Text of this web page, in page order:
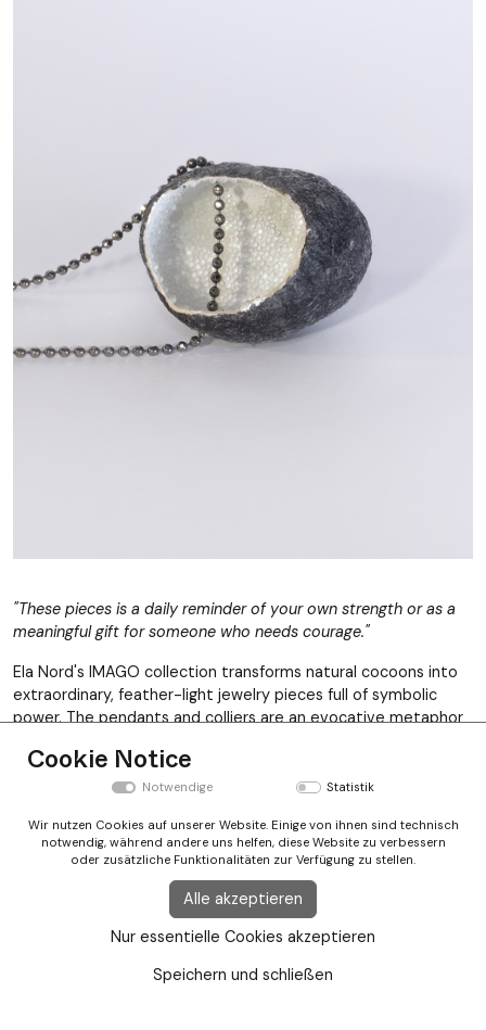
"These pieces is a daily reminder of your own strength or as a
meaningful gift for someone who needs courage."
Ela Nord's IMAGO collection transforms natural cocoons into
extraordinary, feather-light jewelry pieces full of symbolic
power. The pendants and colliers are an evocative metaphor
process of transformation.
Newsletter Anmeldung
Terms and conditions
Cookie Notice
Notwendige Statistik
Wir nutzen Cookies auf unserer Website. Einige von ihnen sind technisch
notwendig, während andere uns helfen, diese Website zu verbessern
oder zusätzliche Funktionalitäten zur Verfügung zu stellen.
Alle akzeptieren
Nur essentielle Cookies akzeptieren
Speichern und schließen